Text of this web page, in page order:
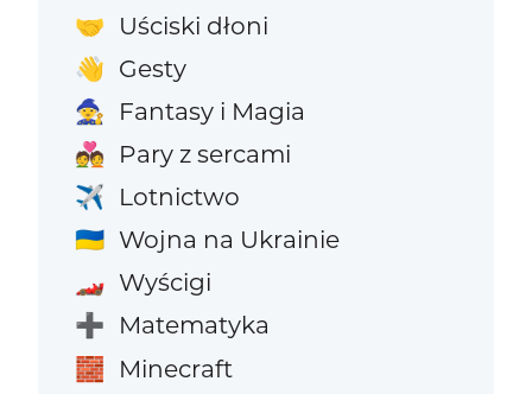
🤝 Uściski dłoni
👋 Gesty
🧙 Fantasy i Magia
💑 Pary z sercami
✈️ Lotnictwo
🇺🇦 Wojna na Ukrainie
🏎️ Wyścigi
➕ Matematyka
🧱 Minecraft